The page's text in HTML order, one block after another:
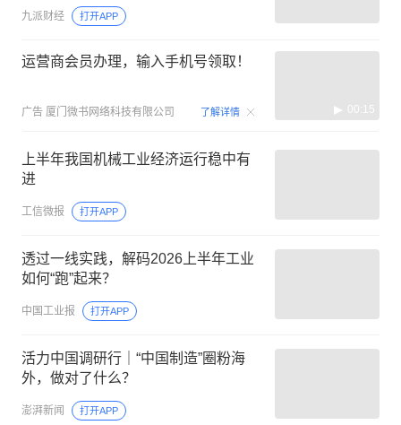
九派财经 打开APP
运营商会员办理，输入手机号领取！
广告 厦门微书网络科技有限公司 了解详情 00:15
上半年我国机械工业经济运行稳中有
进
工信微报 打开APP
透过一线实践，解码2026上半年工业
如何“跑”起来？
中国工业报 打开APP
活力中国调研行｜“中国制造”圈粉海
外，做对了什么？
澎湃新闻 打开APP